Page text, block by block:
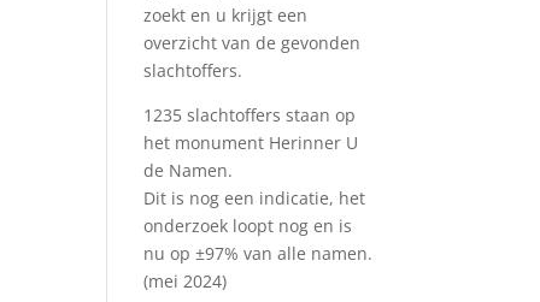
zoekt en u krijgt een
overzicht van de gevonden
slachtoffers.
1235 slachtoffers staan op
het monument Herinner U
de Namen.
Dit is nog een indicatie, het
onderzoek loopt nog en is
nu op ±97% van alle namen.
(mei 2024)